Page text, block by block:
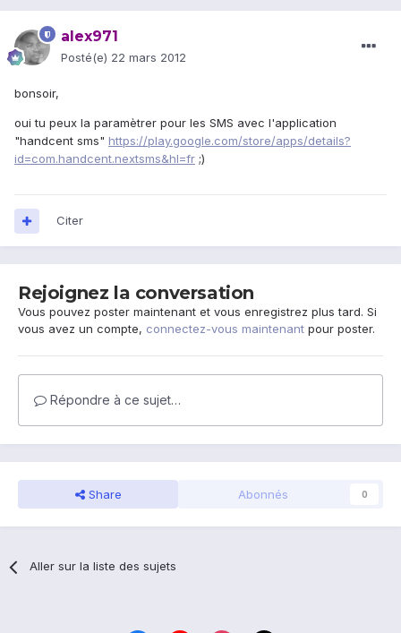
alex971
Posté(e) 22 mars 2012
bonsoir,
oui tu peux la paramètrer pour les SMS avec l'application
"handcent sms" https://play.google.com/store/apps/details?
id=com.handcent.nextsms&hl=fr ;)
Citer
Rejoignez la conversation
Vous pouvez poster maintenant et vous enregistrez plus tard. Si
vous avez un compte, connectez-vous maintenant pour poster.
Répondre à ce sujet…
Share Abonnés 0
Aller sur la liste des sujets